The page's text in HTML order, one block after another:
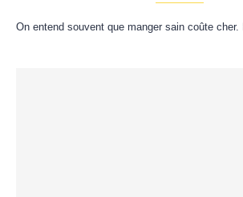
On entend souvent que manger sain coûte